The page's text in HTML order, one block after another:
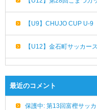
【U9】CHUJO CUP U-9
【U12】金石町サッカー
最近のコメント
保護中: 第13回富樫サッ